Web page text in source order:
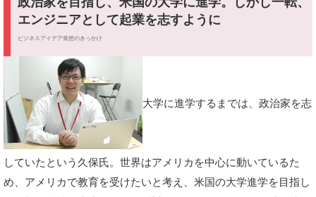
エンジニアとして起業を志すように
ビジネスアイデア発想のきっかけ
大学に進学するまでは、政治家を志
していたという久保氏。世界はアメリカを中心に動いているた
め、アメリカで教育を受けたいと考え、米国の大学進学を目指し